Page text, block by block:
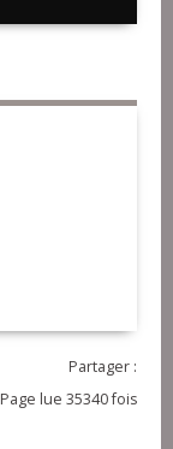
Partager :
Page lue 35340 fois